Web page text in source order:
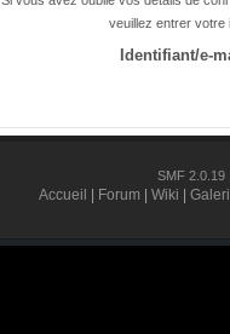
veuillez entrer votre
Identifiant/e-
SMF 2.0.19
Accueil Forum Wiki